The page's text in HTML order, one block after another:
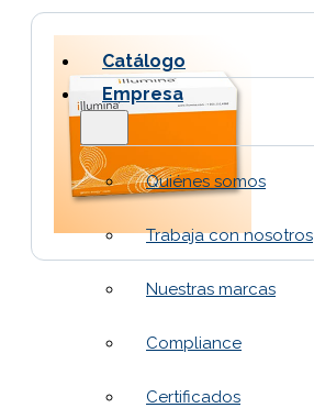
Catálogo
Empresa
Quiénes somos
Trabaja con nosotros
Nuestras marcas
Compliance
Certificados